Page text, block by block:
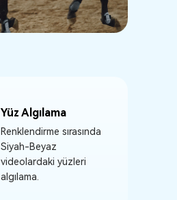
Yüz Algılama
Renklendirme sırasında
Siyah-Beyaz
videolardaki yüzleri
algılama.